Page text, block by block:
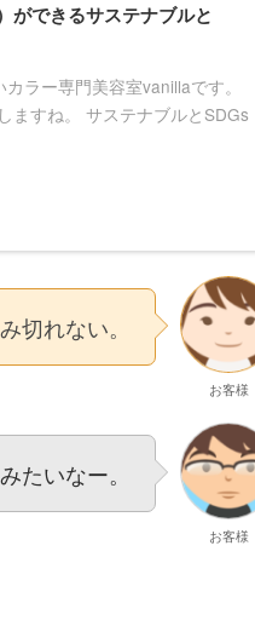
ができるサステナブルと
ラー専門美容室vanillaです。
ますね。 サステナブルとSDGs
切れない。
お客様
たいなー。
お客様